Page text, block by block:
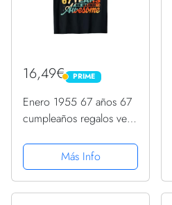
16,49€ PRIME
PRIME
Enero 1955 67 años 67
cumpleaños regalos vela
Más Info